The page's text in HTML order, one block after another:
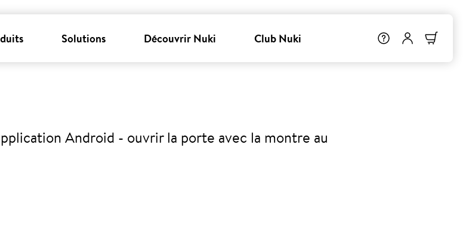
Solutions Découvrir Nuki Club Nuki
Android - ouvrir la porte avec la montre au